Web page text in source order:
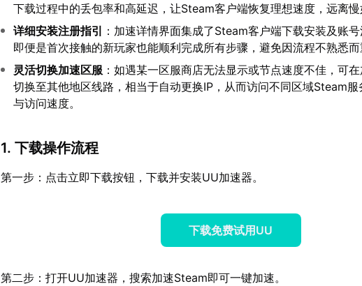
下载过程中的丢包率和高延迟，让Steam客户端恢复理想速度，远离慢
详细安装注册指引 ：加速详情界面集成了Steam客户端下载安装及账号
即便是首次接触的新玩家也能顺利完成所有步骤，避免因流程不熟悉而
灵活切换加速区服 ：如遇某一区服商店无法显示或节点速度不佳，可
切换至其他地区线路，相当于自动更换IP，从而访问不同区域Steam
与访问速度。
1. 下载操作流程
第一步：点击立即下载按钮，下载并安装UU加速器。
下载免费试用UU
第二步：打开UU加速器，搜索加速Steam即可一键加速。